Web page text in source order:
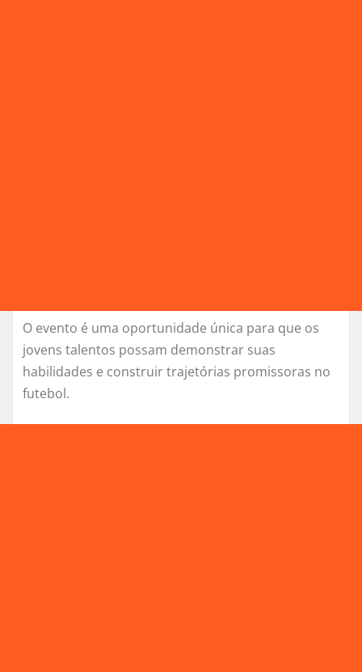
O evento é uma oportunidade única para que os
jovens talentos possam demonstrar suas
habilidades e construir trajetórias promissoras no
futebol.